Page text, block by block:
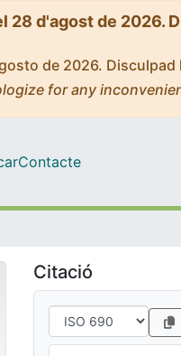
28 d'agost de 2026.
de 2026. Disculpad
for any
Contacte
Citació